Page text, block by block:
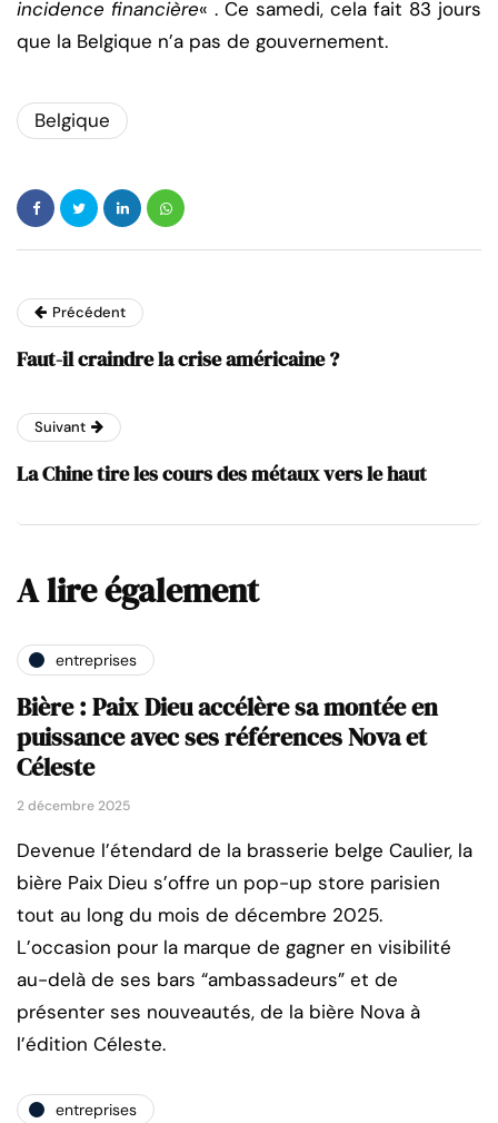
incidence financière« . Ce samedi, cela fait 83 jours
que la Belgique n’a pas de gouvernement.
Belgique
Précédent
Faut-il craindre la crise américaine ?
Suivant
La Chine tire les cours des métaux vers le haut
A lire également
entreprises
Bière : Paix Dieu accélère sa montée en
puissance avec ses références Nova et
Céleste
2 décembre 2025
Devenue l’étendard de la brasserie belge Caulier, la
bière Paix Dieu s’offre un pop-up store parisien
tout au long du mois de décembre 2025.
L’occasion pour la marque de gagner en visibilité
au-delà de ses bars “ambassadeurs” et de
présenter ses nouveautés, de la bière Nova à
l’édition Céleste.
entreprises